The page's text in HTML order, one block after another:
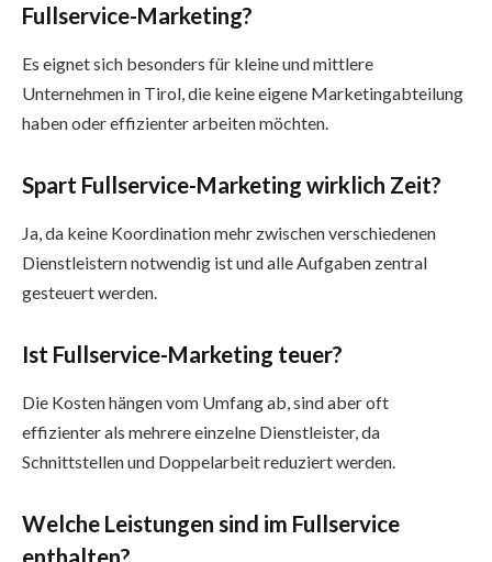
Fullservice-Marketing?
Es eignet sich besonders für kleine und mittlere
Unternehmen in Tirol, die keine eigene Marketingabteilung
haben oder effizienter arbeiten möchten.
Spart Fullservice-Marketing wirklich Zeit?
Ja, da keine Koordination mehr zwischen verschiedenen
Dienstleistern notwendig ist und alle Aufgaben zentral
gesteuert werden.
Ist Fullservice-Marketing teuer?
Die Kosten hängen vom Umfang ab, sind aber oft
effizienter als mehrere einzelne Dienstleister, da
Schnittstellen und Doppelarbeit reduziert werden.
Welche Leistungen sind im Fullservice
enthalten?